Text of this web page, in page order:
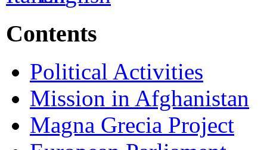
Contents
Political Activities
Mission in Afghanistan
Magna Grecia Project